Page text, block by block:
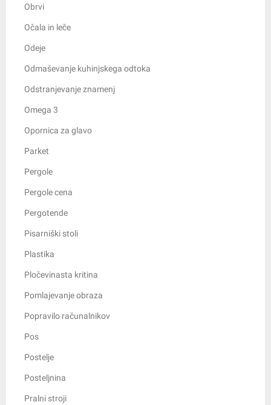
Obrvi
Očala in leče
Odeje
Odmaševanje kuhinjskega odtoka
Odstranjevanje znamenj
Omega 3
Opornica za glavo
Parket
Pergole
Pergole cena
Pergotende
Pisarniški stoli
Plastika
Pločevinasta kritina
Pomlajevanje obraza
Popravilo računalnikov
Pos
Postelje
Posteljnina
Pralni stroji